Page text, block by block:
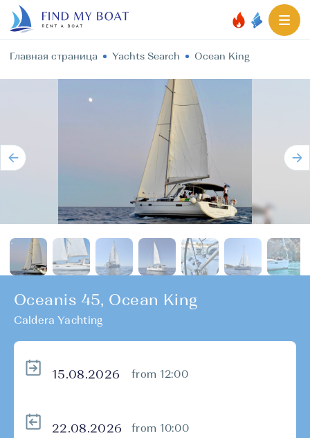
Главная страница Yachts Search Ocean King
Oceanis 45, Ocean King
Caldera Yachting
from 12:00
from 10:00